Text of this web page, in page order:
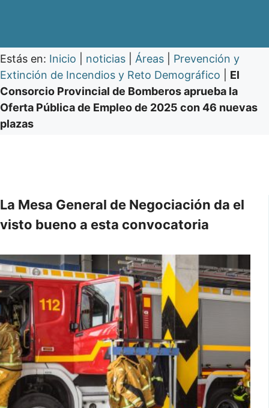
Estás en: Inicio noticias Áreas
Prevención y
Extinción de Incendios y Reto Demográfico
El
Consorcio Provincial de Bomberos aprueba la
Oferta Pública de Empleo de 2025 con 46 nuevas
plazas
La Mesa General de Negociación da el
visto bueno a esta convocatoria